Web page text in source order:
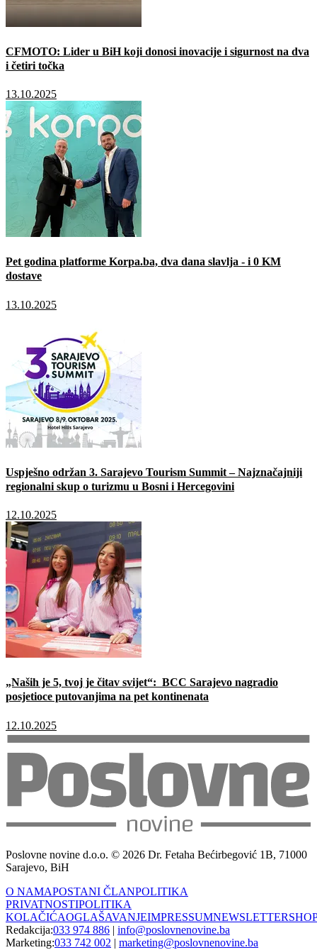
CFMOTO: Lider u BiH koji donosi inovacije i sigurnost na dva
i četiri točka
13.10.2025
Pet godina platforme Korpa.ba, dva dana slavlja - i 0 KM
dostave
13.10.2025
Uspješno održan 3. Sarajevo Tourism Summit – Najznačajniji
regionalni skup o turizmu u Bosni i Hercegovini
12.10.2025
„Naših je 5, tvoj je čitav svijet“: BCC Sarajevo nagradio
posjetioce putovanjima na pet kontinenata
12.10.2025
Poslovne novine d.o.o. © 2026 Dr. Fetaha Bećirbegović 1B, 71000
Sarajevo, BiH
O NAMAPOSTANI ČLANPOLITIKA
PRIVATNOSTIPOLITIKA
KOLAČIĆAOGLAŠAVANJEIMPRESSUMNEWSLETTER
Redakcija:033 974 886 | info@poslovnenovine.ba
Marketing:033 742 002 | marketing@poslovnenovine.ba